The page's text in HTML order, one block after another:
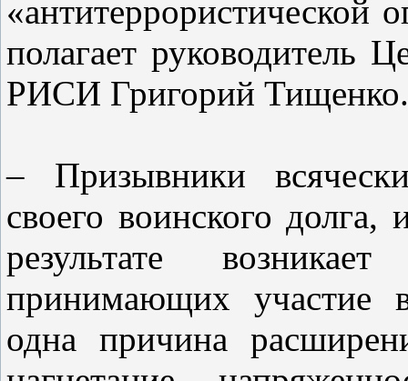
«антитеррористической
полагает руководитель
РИСИ Григорий Тищенко.
– Призывники
своего воинского
результате
принимающих участие
одна причина